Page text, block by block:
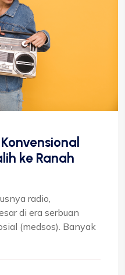
ke Ranah
radio,
di era serbuan
(medsos). Banyak